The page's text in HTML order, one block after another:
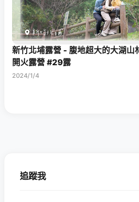
新竹北埔露營 - 腹地超大的大湖山
開火露營 #29露
2024/1/4
追蹤我